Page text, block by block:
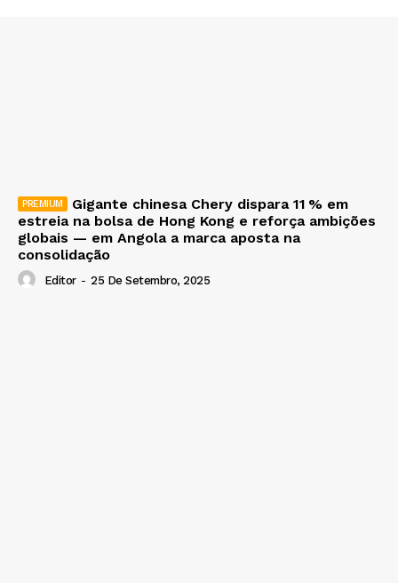
Gigante chinesa Chery dispara 11 % em
estreia na bolsa de Hong Kong e reforça ambições
globais — em Angola a marca aposta na
consolidação
Editor - 25 De Setembro, 2025